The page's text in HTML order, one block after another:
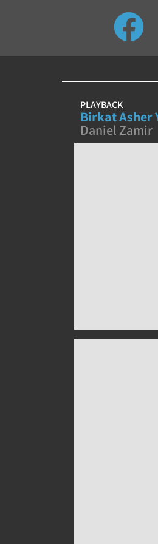
up and down arrows to
PLAYBACK
Birkat Asher
Daniel Zamir